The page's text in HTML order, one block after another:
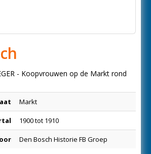
- Koopvrouwen op de Markt rond
Markt
1900 tot 1910
Den Bosch Historie FB Groep